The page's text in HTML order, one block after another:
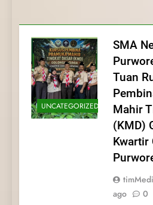
dan Pengabdian
Pramuka
Pramuka
Kepedulian
UNCATEGORIZED
SMA
Tuan
Mahir
(KMD)
Kwartir
ago
0